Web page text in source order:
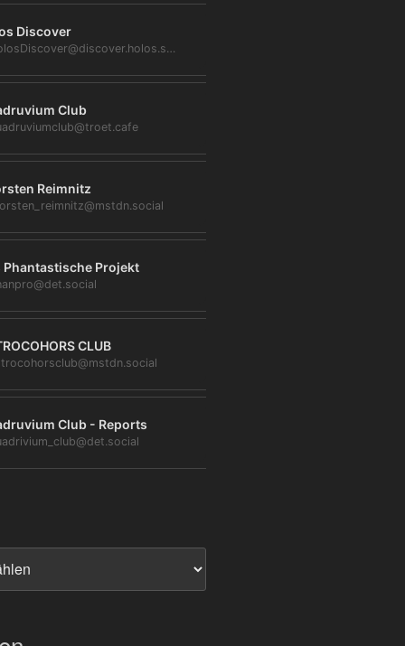
Discover
@HolosDiscover@discover.holos.social
Club
Reimnitz
Phantastische Projekt
CLUB
Club - Reports